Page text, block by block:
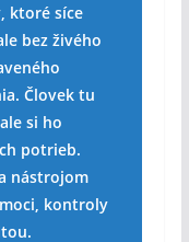
ktoré síce
bez živého
Človek tu
si ho
potrieb.
nástrojom
kontroly